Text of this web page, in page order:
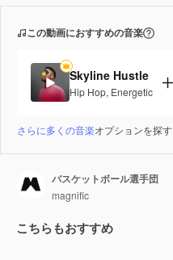
この動画におすすめの音楽
Skyline Hustle
Hip Hop, Energetic
さらに多くの音楽オプションを探す
バスケットボール選手団
magnific
こちらもおすすめ